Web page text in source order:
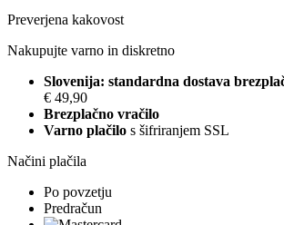
Preverjena kakovost
Nakupujte varno in diskretno
Slovenija: standardna dostava
€ 49,90
Brezplačno vračilo
Varno plačilo s šifriranjem SSL
Načini plačila
Po povzetju
Predračun